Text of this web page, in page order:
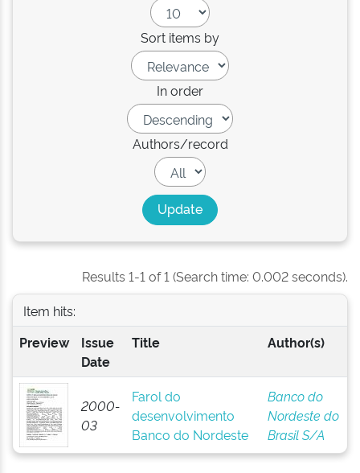
Sort items by
In order
Authors/record
Results 1-1 of 1 (Search time: 0.002 seconds).
Item hits:
Preview
Issue
Date
Title Author(s)
2000-
03
Farol do
desenvolvimento
Banco do Nordeste
Banco do
Nordeste do
Brasil S/A